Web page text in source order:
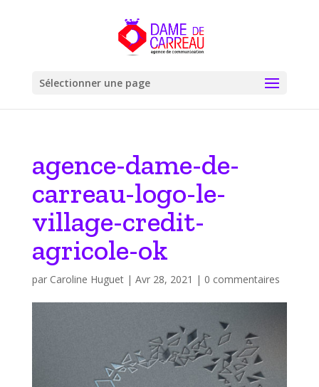
Sélectionner une page
agence-dame-de-
carreau-logo-le-
village-credit-
agricole-ok
par Caroline Huguet| Avr 28, 2021 | 0 commentaires